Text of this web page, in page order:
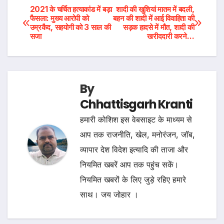
Post
navigation
शादी की खुशियां मातम में बदली,
बहन की शादी में आई विवाहिता की
सड़क हादसे में मौत, शादी की
खरीददारी करने…
2021 के चर्चित हत्याकांड में बड़ा
फैसला: मुख्य आरोपी को
उम्रकैद, सहयोगी को 3 साल की
सजा
By
Chhattisgarh Kranti
हमारी कोशिश इस वेबसाइट के माध्यम से
आप तक राजनीति, खेल, मनोरंजन, जॉब,
व्यापार देश विदेश इत्यादि की ताजा और
नियमित खबरें आप तक पहुंच सकें।
नियमित खबरों के लिए जुड़े रहिए हमारे
साथ। जय जोहार ।